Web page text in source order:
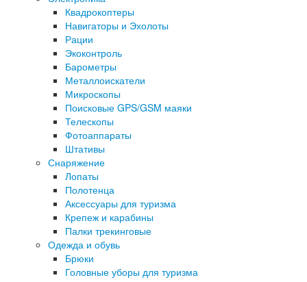
Квадрокоптеры
Навигаторы и Эхолоты
Рации
Экоконтроль
Барометры
Металлоискатели
Микроскопы
Поисковые GPS/GSM маяки
Телескопы
Фотоаппараты
Штативы
Снаряжение
Лопаты
Полотенца
Аксессуары для туризма
Крепеж и карабины
Палки трекинговые
Одежда и обувь
Брюки
Головные уборы для туризма